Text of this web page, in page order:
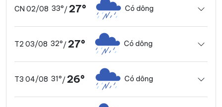
CN 02/08 33°/ 27° Có dông
T2 03/08 32°/ 27° Có dông
T3 04/08 31°/ 26° Có dông